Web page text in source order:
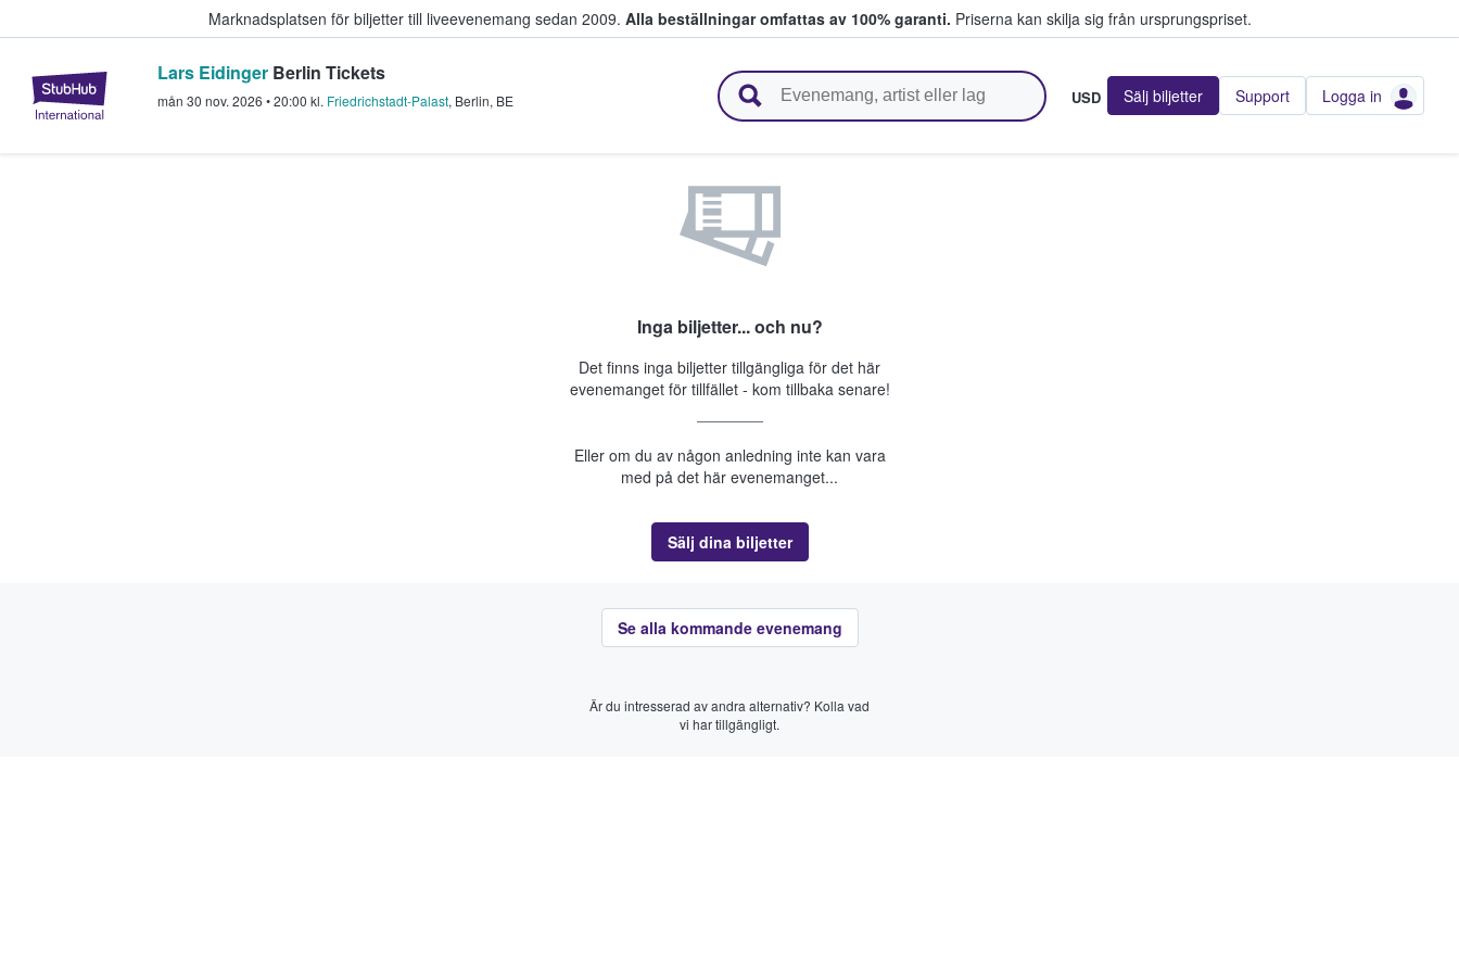
Marknadsplatsen för biljetter till liveevenemang sedan 2009. Alla beställningar omfattas av 100% garanti. Priserna kan skilja sig från ursprungspriset.
StubHub – där fans köper och säljer biljetter.
Lars Eidinger Berlin Tickets
mån 30 nov. 2026 •20:00 kl. Friedrichstadt-Palast, Berlin, BE USD Sälj biljetter Support Logga in
Inga biljetter... och nu?
Det finns inga biljetter tillgängliga för det här
evenemanget för tillfället - kom tillbaka senare!
Eller om du av någon anledning inte kan vara
med på det här evenemanget...
Sälj dina biljetter
Se alla kommande evenemang
Är du intresserad av andra alternativ? Kolla vad
vi har tillgängligt.